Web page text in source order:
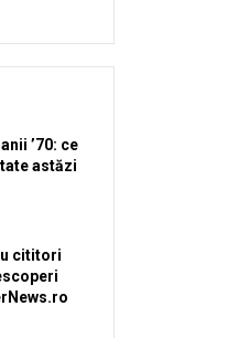
’70: ce
astăzi
cititori